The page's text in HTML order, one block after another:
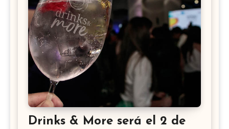
Drinks & More será el 2 de